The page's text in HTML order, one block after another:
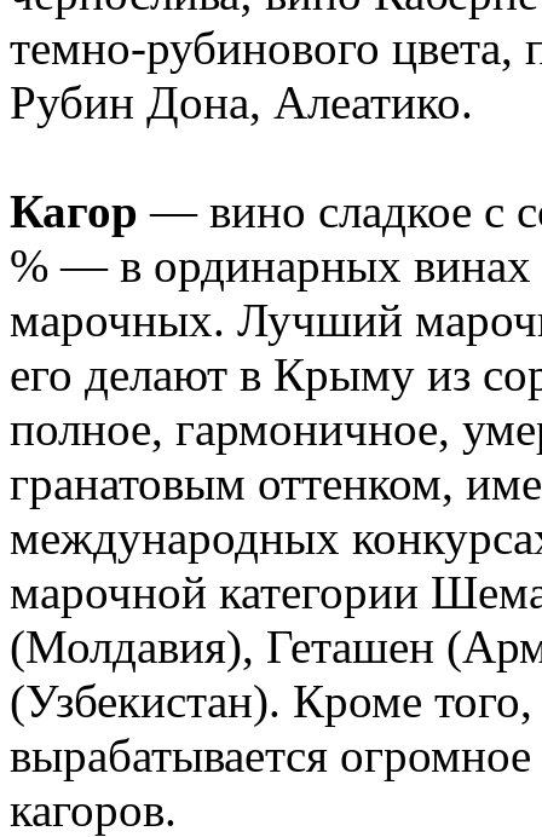
темно-рубинового
Рубин Дона, Алеатико.
Кагор — вино сладкое с
% — в ординарных
марочных. Лучший
его делают в Крыму из
полное, гармоничное,
гранатовым оттенком,
международных
марочной категории
(Молдавия), Геташен
(Узбекистан). Кроме
вырабатывается
кагоров.